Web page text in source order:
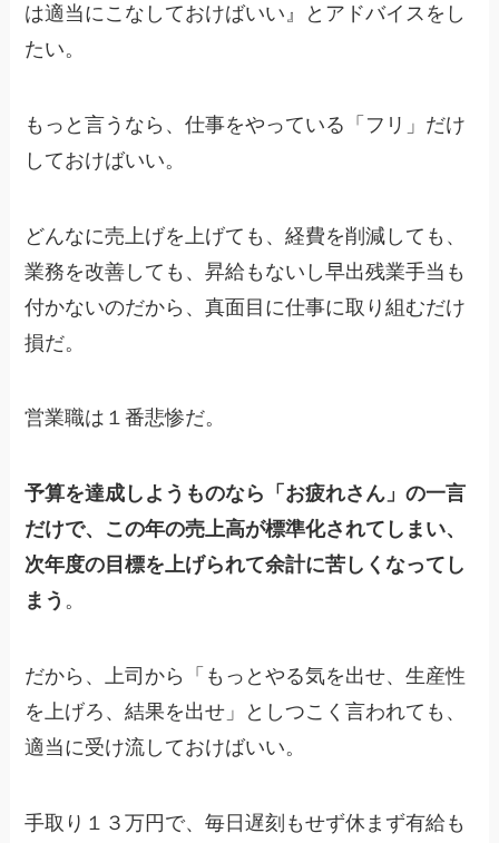
は適当にこなしておけばいい』とアドバイスをし
たい。
もっと言うなら、仕事をやっている「フリ」だけ
しておけばいい。
どんなに売上げを上げても、経費を削減しても、
業務を改善しても、昇給もないし早出残業手当も
付かないのだから、真面目に仕事に取り組むだけ
損だ。
営業職は１番悲惨だ。
予算を達成しようものなら「お疲れさん」の一言
だけで、この年の売上高が標準化されてしまい、
次年度の目標を上げられて余計に苦しくなってし
まう 。
だから、上司から「もっとやる気を出せ、生産性
を上げろ、結果を出せ」としつこく言われても、
適当に受け流しておけばいい。
手取り１３万円で、毎日遅刻もせず休まず有給も